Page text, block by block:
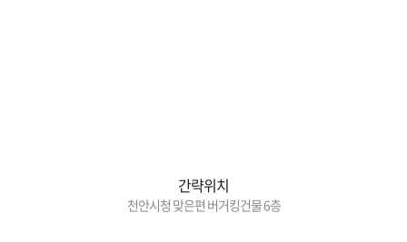
간략위치
천안시청 맞은편 버거킹건물 6층